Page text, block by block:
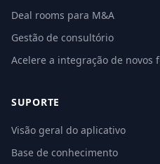
Deal rooms para M&A
Gestão de consultório
Acelere a integração de novos
SUPORTE
Visão geral do aplicativo
Base de conhecimento